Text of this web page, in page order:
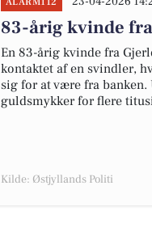
83-årig kvinde
En 83-årig kvinde fra
kontaktet af en svindler,
sig for at være fra
guldsmykker for flere
Kilde: Østjyllands Politi